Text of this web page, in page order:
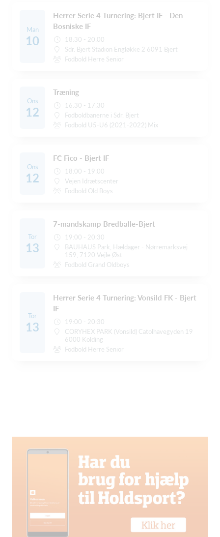
Man
10
Herrer Serie 4 Turnering: Bjert IF - Den
Bosniske IF
18:30 - 20:00
Sdr. Bjert Stadion Engløkke 2 6091 Bjert
Fodbold Herre Senior
Ons
12
Træning
16:30 - 17:30
Fodboldbanerne i Sdr. Bjert
Fodbold U5-U6 (2021-2022) Mix
Ons
12
FC Fico - Bjert IF
18:00 - 19:00
Vejen Idrætscenter
Fodbold Old Boys
Tor
13
7-mandskamp Bredballe-Bjert
19:00 - 20:30
BAUHAUS Park, Hældager - Nørremarksvej
159, 7120 Vejle Øst
Fodbold Grand Oldboys
Tor
13
Herrer Serie 4 Turnering: Vonsild FK - Bjert
IF
19:00 - 20:30
CORYHEX PARK (Vonsild) Catolhavegyden 19
6000 Kolding
Fodbold Herre Senior